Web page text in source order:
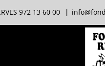
972 13 60 00 |